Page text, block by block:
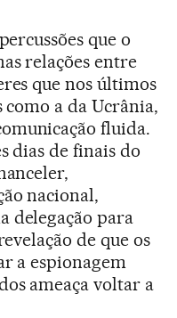
que o
relações entre
que nos últimos
como a da Ucrânia,
fluida.
dias de finais do
nacional,
delegação para
de que os
a espionagem
ameaça voltar a